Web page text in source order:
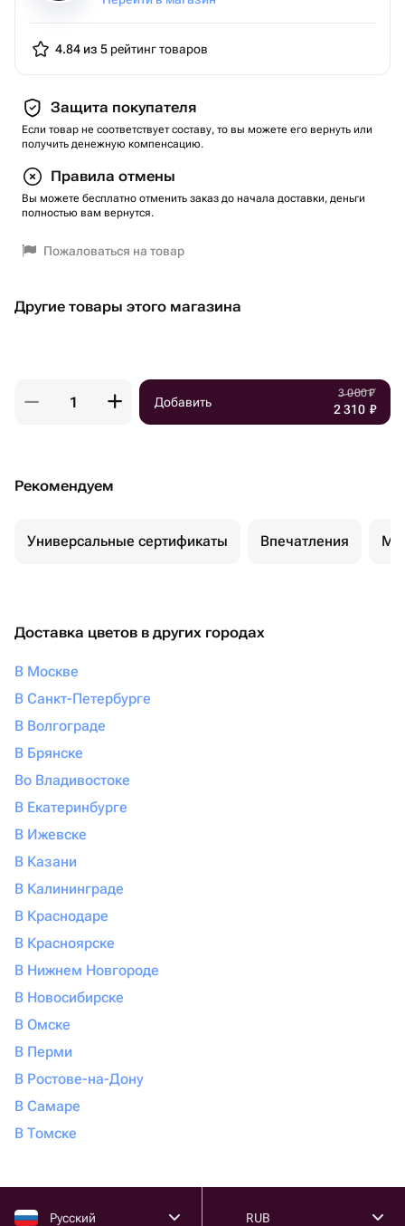
подарка со смыслом и уважением;
- необычный и ценностный подарок для тех, кто
интересуется своими корнями и историей семьи.
4.84 из 5 рейтинг товаров
Защита покупателя
Если товар не соответствует составу, то вы можете его вернуть или
получить денежную компенсацию.
Правила отмены
Вы можете бесплатно отменить заказ до начала доставки, деньги
полностью вам вернутся.
Пожаловаться на товар
Другие товары этого магазина
Добавить
3 000₽
2 310 ₽
Рекомендуем
Универсальные сертификаты Впечатления
Доставка цветов в других городах
В Москве
В Санкт-Петербурге
В Волгограде
В Брянске
Во Владивостоке
В Екатеринбурге
В Ижевске
В Казани
В Калининграде
В Краснодаре
В Красноярске
В Нижнем Новгороде
В Новосибирске
В Омске
В Перми
В Ростове-на-Дону
В Самаре
В Томске
Русский RUB